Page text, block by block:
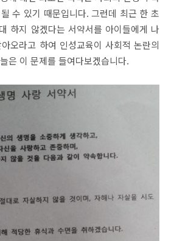
수 있기 때문입니다. 그런데 최근 한 초
하지 않겠다는 서약서를 아이들에게 나
오라고 하여 인성교육이 사회적 논란의
은 이 문제를 들여다보겠습니다.